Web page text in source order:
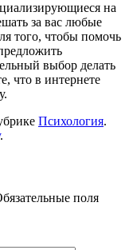
на
за вас любые
того, чтобы помочь
выбор делать
что в интернете
Психология.
.
поля